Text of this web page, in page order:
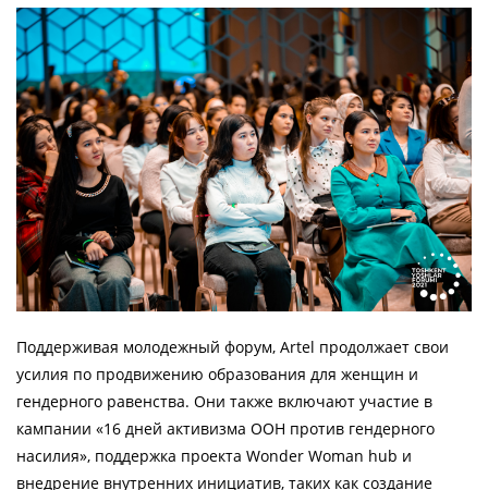
Поддерживая молодежный форум, Artel продолжает свои
усилия по продвижению образования для женщин и
гендерного равенства. Они также включают участие в
кампании «16 дней активизма ООН против гендерного
насилия», поддержка проекта Wonder Woman hub и
внедрение внутренних инициатив, таких как создание